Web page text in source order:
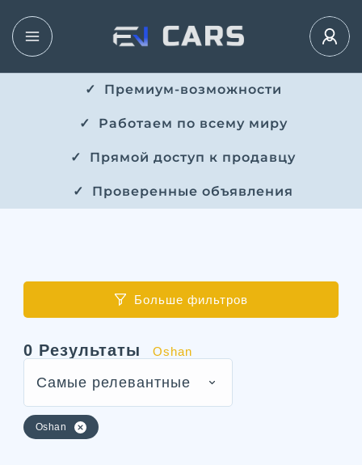
✓ ​​ Премиум-возможности
✓ ​ Работаем по всему миру
✓ ​ Прямой доступ к продавцу
✓ ​ Проверенные объявления
Больше фильтров
0 Результаты Oshan
Самые релевантные
Oshan